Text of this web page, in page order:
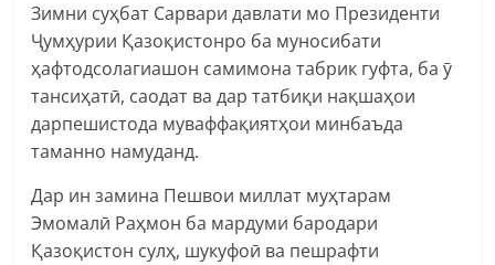
Зимни суҳбат Сарвари давлати мо Президенти
Ҷумҳурии Қазоқистонро ба муносибати
ҳафтодсолагиашон самимона табрик гуфта, ба ӯ
тансиҳатӣ, саодат ва дар татбиқи нақшаҳои
дарпешистода муваффақиятҳои минбаъда
таманно намуданд.
Дар ин замина Пешвои миллат муҳтарам
Эмомалӣ Раҳмон ба мардуми бародари
Қазоқистон сулҳ, шукуфоӣ ва пешрафти